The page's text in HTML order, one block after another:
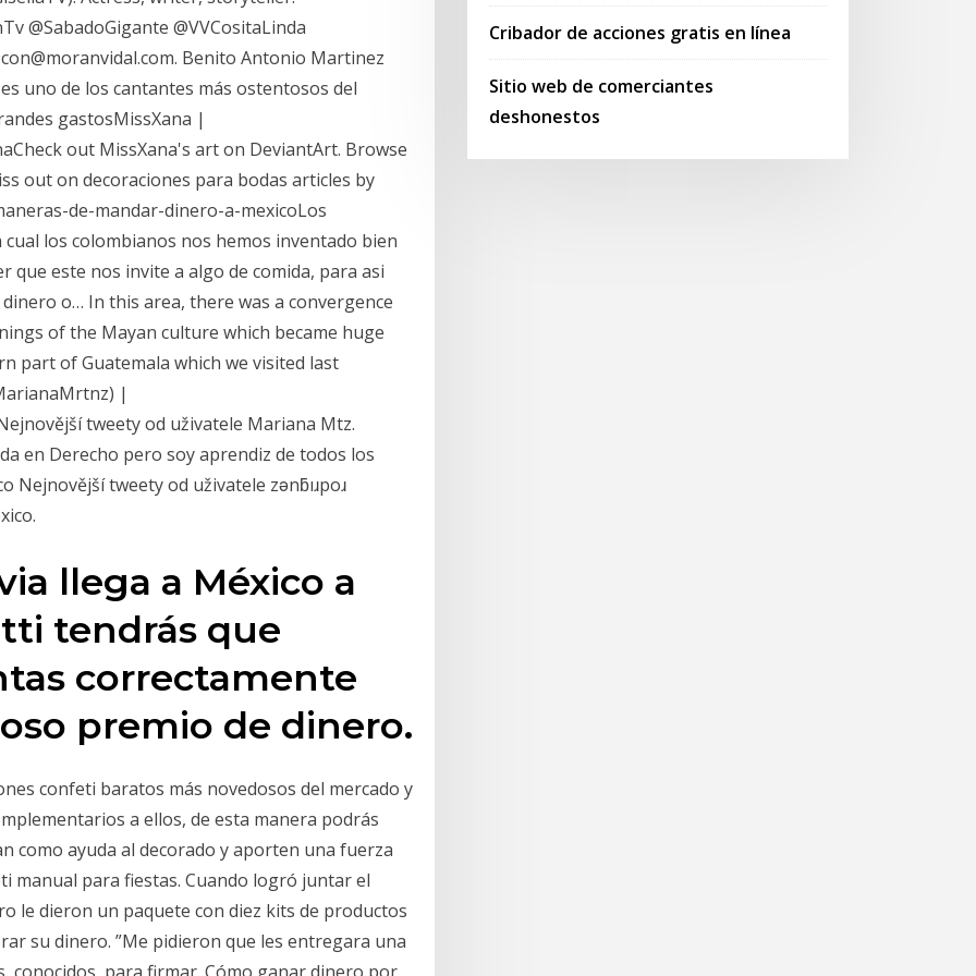
@SabadoGigante @VVCositaLinda
Benito Antonio Martinez
uno de los cantantes más ostentosos del
gastosMissXana |
out MissXana's art on DeviantArt. Browse
out on decoraciones para bodas articles by
de-mandar-dinero-a-mexicoLos
los colombianos nos hemos inventado bien
este nos invite a algo de comida, para asi
o… In this area, there was a convergence
of the Mayan culture which became huge
part of Guatemala which we visited last
|
tweety od uživatele Mariana Mtz.
en Derecho pero soy aprendiz de todos los
Nejnovější tweety od uživatele zǝnƃıɹpoɹ
llega a México a
tendrás que
correctamente
premio de dinero.
confeti baratos más novedosos del mercado y
a ellos, de esta manera podrás
como ayuda al decorado y aporten una fuerza
manual para fiestas. Cuando logró juntar el
le dieron un paquete con diez kits de productos
su dinero. ”Me pidieron que les entregara una
Cribador de acciones gratis en línea
Sitio web de comerciantes
deshonestos